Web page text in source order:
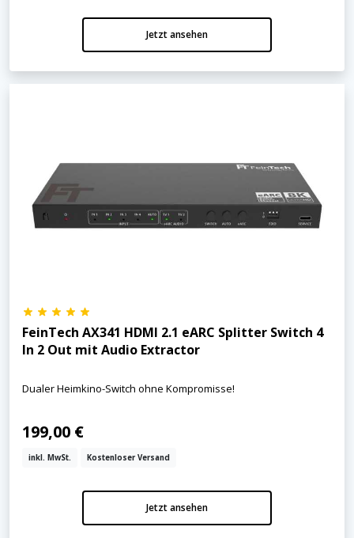
Jetzt ansehen
FeinTech AX341 HDMI 2.1 eARC Splitter Switch 4
In 2 Out mit Audio Extractor
Dualer Heimkino-Switch ohne Kompromisse!
199,00 €
inkl. MwSt. Kostenloser Versand
Jetzt ansehen